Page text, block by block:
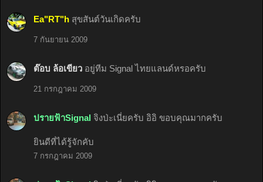
Ea"RT"h สุขสันต์วันเกิดครับ
7 กันยายน 2009
ต๊อบ ล้อเขียว อยู่ทีม Signal ไทยแลนด์หรอครับ
21 กรกฎาคม 2009
ปรายฟ้าSignal จิงป่ะเนี่ยครับ อิอิ ขอบคุณมากครับ
ยินดีที่ได้รู้จักคับ
7 กรกฎาคม 2009